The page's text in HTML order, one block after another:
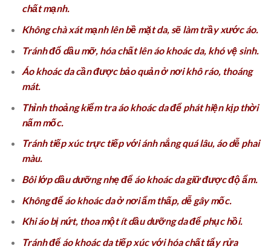
chất mạnh.
Không chà xát mạnh lên bề mặt da, sẽ làm trầy xước áo.
Tránh đổ dầu mỡ, hóa chất lên áo khoác da, khó vệ sinh.
Áo khoác da cần được bảo quản ở nơi khô ráo, thoáng
mát.
Thỉnh thoảng kiểm tra áo khoác da để phát hiện kịp thời
nấm mốc.
Tránh tiếp xúc trực tiếp với ánh nắng quá lâu, áo dễ phai
màu.
Bôi lớp dầu dưỡng nhẹ để áo khoác da giữ được độ ẩm.
Không để áo khoác da ở nơi ẩm thấp, dễ gây mốc.
Khi áo bị nứt, thoa một ít dầu dưỡng da để phục hồi.
Tránh để áo khoác da tiếp xúc với hóa chất tẩy rửa